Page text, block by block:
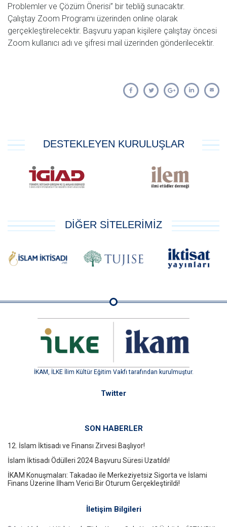
Problemler ve Çözüm Önerisi” bir tebliğ sunacaktır.
Çalıştay Zoom Programı üzerinden online olarak
gerçekleştirelecektir. Başvuru yapan kişilere çalıştay öncesi
Zoom kullanıcı adı ve şifresi mail üzerinden gönderilecektir.
DESTEKLEYEN KURULUŞLAR
DİĞER SİTELERİMİZ
İKAM, İLKE İlim Kültür Eğitim Vakfı tarafından kurulmuştur.
Twitter
SON HABERLER
12. İslam İktisadı ve Finansı Zirvesi Başlıyor!
İslam İktisadı Ödülleri 2024 Başvuru Süresi Uzatıldı!
İKAM Konuşmaları: Takadao ile Merkeziyetsiz Sigorta ve İslami
Finans Üzerine İlham Verici Bir Oturum Gerçekleştirildi!
İletişim Bilgileri